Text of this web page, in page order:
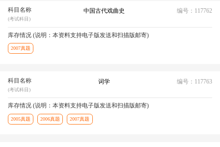
科目名称
(考试科目)
中国古代戏曲史 编号：117762
库存情况 (说明：本资料支持电子版发送和扫描版邮寄)
2007真题
科目名称
(考试科目)
词学 编号：117763
库存情况 (说明：本资料支持电子版发送和扫描版邮寄)
2005真题 2006真题 2007真题